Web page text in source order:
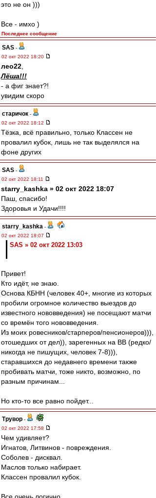
это не он )))
Все - имхо )
Последнее сообщение
SAS -
02 окт 2022 18:20
лео22
Лёша!!!
- а фиг знает?!
увидим скоро
старичок -
02 окт 2022 18:12
Тёзка, всё правильно, только Классен не
провалил кубок, лишь не так выделялся на
фоне других
SAS -
02 окт 2022 18:11
starry_kashka » 02 окт 2022 18:07
Паш, спасибо!
Здоровья и Удачи!!!!
starry_kashka -
02 окт 2022 18:07
SAS » 02 окт 2022 13:03
Привет!
Кто идёт, не знаю.
Основа КБНН (человек 40+, многие из которых
пробили огромное количество выездов до
известного нововведения) не посещают матчи
со времён того нововведения.
Из моих ровесников/старперов/пенсионеров))),
отошедших от дел)), зарегенных на ВВ (редко/
никогда не пишущих, человек 7-8))),
старавшихся до недавнего времени также
пробивать матчи, тоже никто, возможно, по
разным причинам...
Но кто-то все равно пойдет...
Трувор -
02 окт 2022 17:58
Чем удивляет?
Игнатов, Литвинов - повреждения.
Соболев - дисквал.
Маслов только набирает.
Классен провалил кубок.